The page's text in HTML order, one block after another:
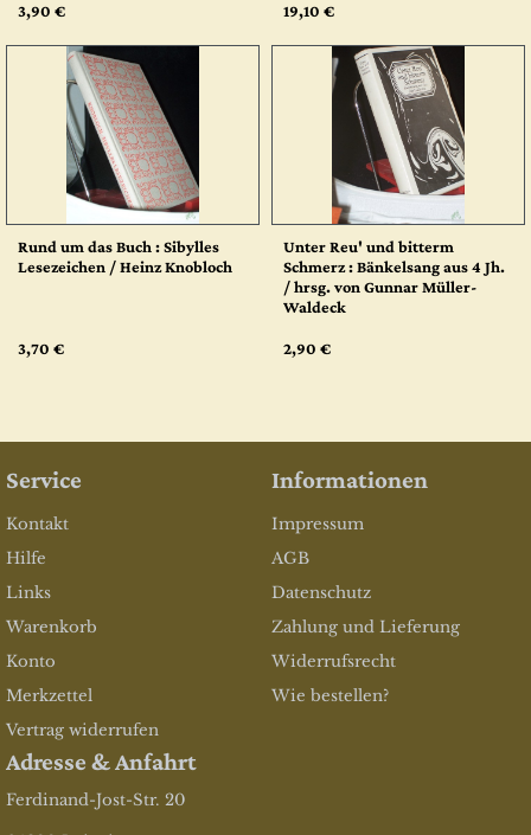
3,90 € 19,10 €
Rund um das Buch : Sibylles
Lesezeichen / Heinz Knobloch
3,70 €
Unter Reu' und bitterm
Schmerz : Bänkelsang aus 4 Jh.
/ hrsg. von Gunnar Müller-
Waldeck
2,90 €
Service
Kontakt
Hilfe
Links
Warenkorb
Konto
Merkzettel
Vertrag widerrufen
Informationen
Impressum
AGB
Datenschutz
Zahlung und Lieferung
Widerrufsrecht
Wie bestellen?
Adresse & Anfahrt
Ferdinand-Jost-Str. 20